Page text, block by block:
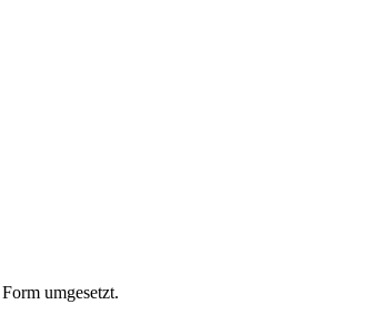
umgesetzt.